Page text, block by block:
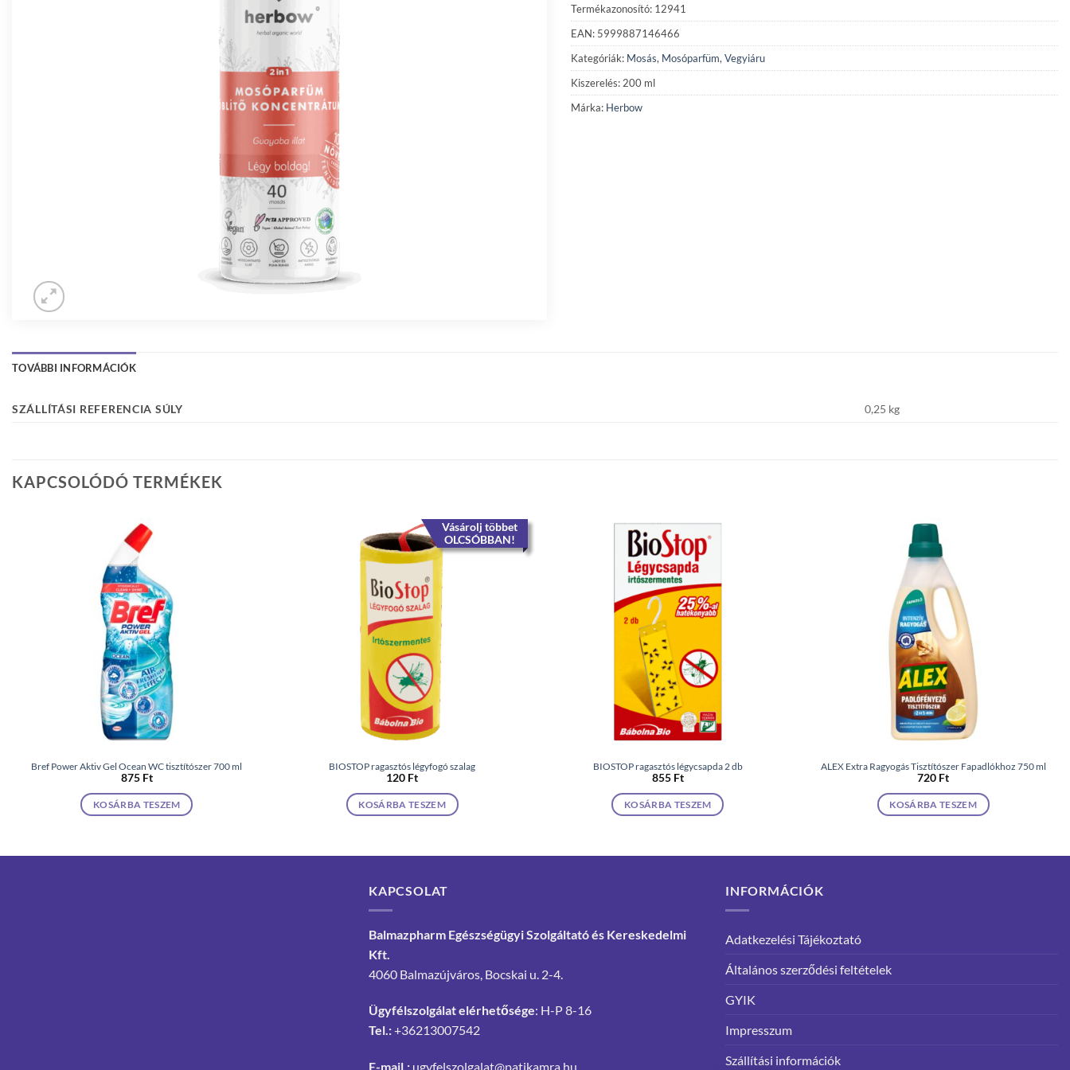
Termékazonosító: 12941
EAN: 5999887146466
Kategóriák: Mosás, Mosóparfüm, Vegyiáru
Kiszerelés: 200 ml
Márka: Herbow
TOVÁBBI INFORMÁCIÓK
SZÁLLÍTÁSI REFERENCIA SÚLY 0,25 kg
KAPCSOLÓDÓ TERMÉKEK
Bref Power Aktiv Gel Ocean WC tisztítószer 700 ml
875 Ft
KOSÁRBA TESZEM
Vásárolj többet
OLCSÓBBAN!
BIOSTOP ragasztós légyfogó szalag
120 Ft
KOSÁRBA TESZEM
BIOSTOP ragasztós légycsapda 2 db
855 Ft
KOSÁRBA TESZEM
ALEX Extra Ragyogás Tisztítószer Fapadlókhoz 750 ml
720 Ft
KOSÁRBA TESZEM
KAPCSOLAT
Balmazpharm Egészségügyi Szolgáltató és Kereskedelmi
Kft.
4060 Balmazújváros, Bocskai u. 2-4.
Ügyfélszolgálat elérhetősége: H-P 8-16
Tel.:+36213007542
E-mail.: ugyfelszolgalat@patikamra.hu
INFORMÁCIÓK
Adatkezelési Tájékoztató
Általános szerződési feltételek
GYIK
Impresszum
Szállítási információk